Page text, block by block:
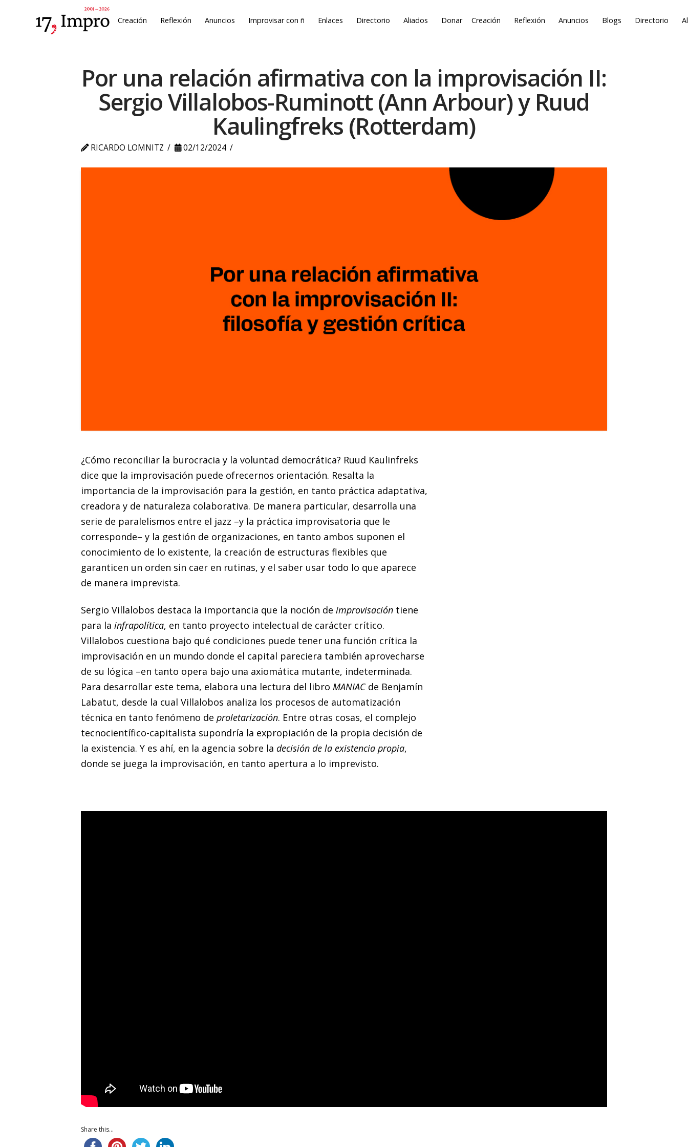
Creación Reflexión Anuncios Improvisar con ñ Enlaces Directorio Aliados Donar Creación Reflexión Anuncios Blogs Directorio
Por una relación afirmativa con la improvisación II:
Sergio Villalobos-Ruminott (Ann Arbour) y Ruud
Kaulingfreks (Rotterdam)
RICARDO LOMNITZ 02/12/2024
¿Cómo reconciliar la burocracia y la voluntad democrática? Ruud Kaulinfreks
dice que la improvisación puede ofrecernos orientación. Resalta la
importancia de la improvisación para la gestión, en tanto práctica adaptativa,
creadora y de naturaleza colaborativa. De manera particular, desarrolla una
serie de paralelismos entre el jazz –y la práctica improvisatoria que le
corresponde– y la gestión de organizaciones, en tanto ambos suponen el
conocimiento de lo existente, la creación de estructuras flexibles que
garanticen un orden sin caer en rutinas, y el saber usar todo lo que aparece
de manera imprevista.
Sergio Villalobos destaca la importancia que la noción de improvisacióntiene
para la infrapolítica, en tanto proyecto intelectual de carácter crítico.
Villalobos cuestiona bajo qué condiciones puede tener una función crítica la
improvisación en un mundo donde el capital pareciera también aprovecharse
de su lógica –en tanto opera bajo una axiomática mutante, indeterminada.
Para desarrollar este tema, elabora una lectura del libro MANIACde Benjamín
Labatut, desde la cual Villalobos analiza los procesos de automatización
técnica en tanto fenómeno de proletarización. Entre otras cosas, el complejo
tecnocientífico-capitalista supondría la expropiación de la propia decisión de
la existencia. Y es ahí, en la agencia sobre la decisión de la existencia propia,
donde se juega la improvisación, en tanto apertura a lo imprevisto.
Share this...